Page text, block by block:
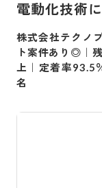
電動化技術
株式会社テクノ
ト案件あり◎｜
上｜定着率93.5
名